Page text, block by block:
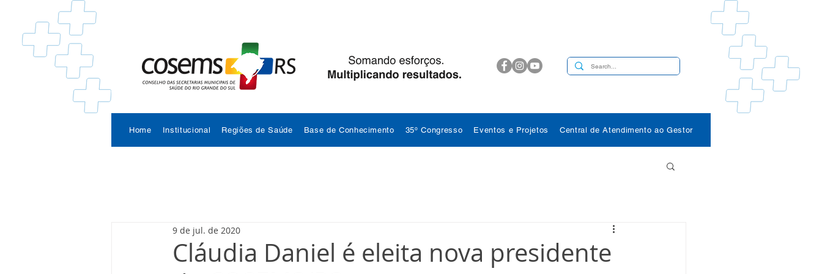
Home Institucional Regiões de Saúde Base de Conhecimento 35º Congresso Eventos e Projetos Central de Atendimento ao Gestor
Cláudia Daniel é eleita nova presidente
9 de jul. de 2020